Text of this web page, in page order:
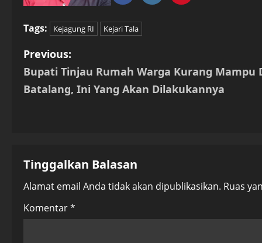
Tags: Kejagung RI Kejari Tala
P
o
n
a
v
Previous:
Bupati Tinjau Rumah Warga Kurang Mampu
Batalang, Ini Yang Akan Dilakukannya
Tinggalkan Balasan
Alamat email Anda tidak akan dipublikasikan. Ruas
Komentar*